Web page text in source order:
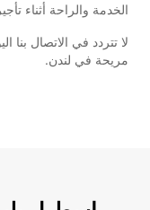
الخدمة والراحة أثناء
لا تتردد في الاتصال بنا
مريحة في لندن.